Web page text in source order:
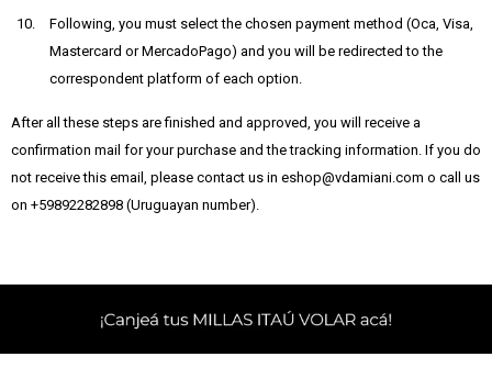
Following, you must select the chosen payment method (Oca, Visa,
Mastercard or MercadoPago) and you will be redirected to the
correspondent platform of each option.
After all these steps are finished and approved, you will receive a
confirmation mail for your purchase and the tracking information. If you do
not receive this email, please contact us in eshop@vdamiani.com o call us
on +59892282898 (Uruguayan number).